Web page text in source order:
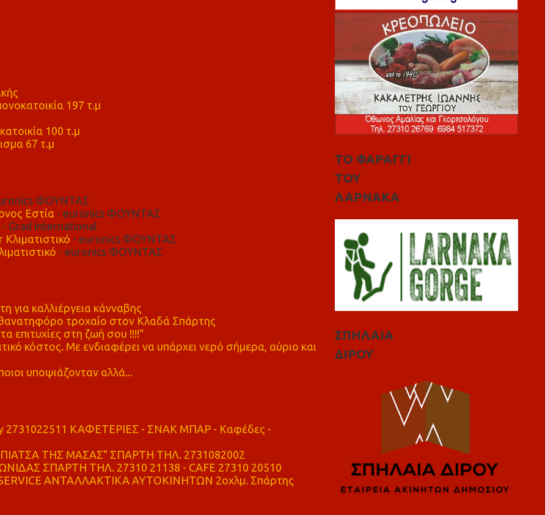
197 τ.μ
100 τ.μ
67 τ.μ
ΦΟΥΝΤΑΣ
Εστία - euronics ΦΟΥΝΤΑΣ
- Grad international
- euronics ΦΟΥΝΤΑΣ
- euronics ΦΟΥΝΤΑΣ
καλλιέργεια κάνναβης
τροχαίο στον Κλαδά Σπάρτης
επιτυχίες στη ζωή σου !!!!"
κόστος. Με ενδιαφέρει να υπάρχει νερό σήμερα, αύριο και
υποψιάζονταν αλλά...
2731022511 ΚΑΦΕΤΕΡΙΕΣ - ΣΝΑΚ ΜΠΑΡ - Καφέδες -
ΤΗΣ ΜΑΣΑΣ" ΣΠΑΡΤΗ ΤΗΛ. 2731082002
ΣΠΑΡΤΗ ΤΗΛ. 27310 21138 - CAFE 27310 20510
ΑΝΤΑΛΛΑΚΤΙΚΑ ΑΥΤΟΚΙΝΗΤΩΝ 2οχλμ. Σπάρτης
ΤΟ ΦΑΡΑΓΓΙ
ΤΟΥ
ΛΑΡΝΑΚΑ
ΣΠΗΛΑΙΑ
ΔΙΡΟΥ